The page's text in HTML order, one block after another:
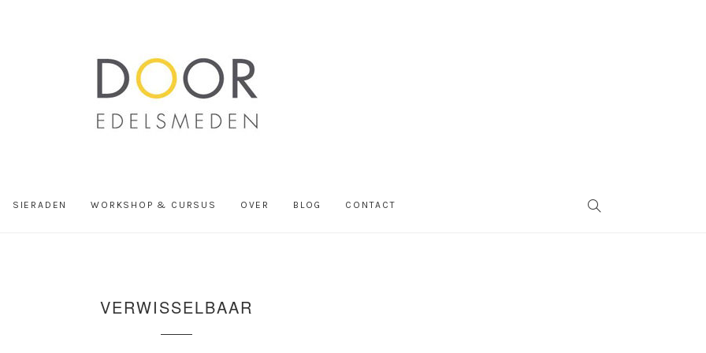
SIERADEN WORKSHOP & CURSUS OVER BLOG CONTACT SEARCH
VERWISSELBAAR